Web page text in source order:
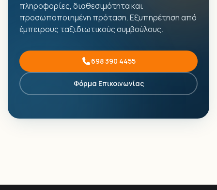
πληροφορίες, διαθεσιμότητα και
προσωποποιημένη πρόταση. Εξυπηρέτηση από
έμπειρους ταξιδιωτικούς συμβούλους.
698 390 4455
Φόρμα Επικοινωνίας